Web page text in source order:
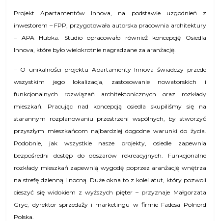
Projekt Apartamentów Innova, na podstawie uzgodnień z
inwestorem – FPP, przygotowała autorska pracownia architektury
– APA Hubka. Studio opracowało również koncepcję Osiedla
Innova, które było wielokrotnie nagradzane za aranżację.
– O unikalności projektu Apartamenty Innova świadczy przede
wszystkim jego lokalizacja, zastosowanie nowatorskich i
funkcjonalnych rozwiązań architektonicznych oraz rozkłady
mieszkań. Pracując nad koncepcją osiedla skupiliśmy się na
starannym rozplanowaniu przestrzeni wspólnych, by stworzyć
przyszłym mieszkańcom najbardziej dogodne warunki do życia.
Podobnie, jak wszystkie nasze projekty, osiedle zapewnia
bezpośredni dostęp do obszarów rekreacyjnych. Funkcjonalne
rozkłady mieszkań zapewnią wygodę poprzez aranżację wnętrza
na strefę dzienną i nocną. Duże okna to z kolei atut, który pozwoli
cieszyć się widokiem z wyższych pięter – przyznaje Małgorzata
Gryc, dyrektor sprzedaży i marketingu w firmie Fadesa Polnord
Polska.